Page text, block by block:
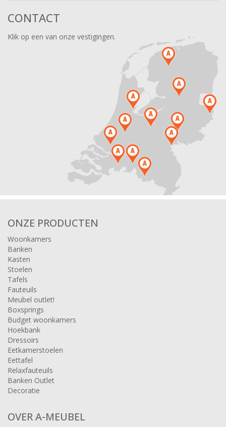
CONTACT
Klik op een van onze vestigingen.
ONZE PRODUCTEN
Woonkamers
Banken
Kasten
Stoelen
Tafels
Fauteuils
Meubel outlet!
Boxsprings
Budget woonkamers
Hoekbank
Dressoirs
Eetkamerstoelen
Eettafel
Relaxfauteuils
Banken Outlet
Decoratie
OVER A-MEUBEL